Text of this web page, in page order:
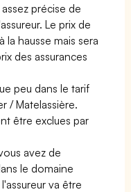
précise de
Le prix de
la hausse mais sera
des assurances
peu dans le tarif
/ Matelassière.
être exclues par
avez de
le domaine
va être